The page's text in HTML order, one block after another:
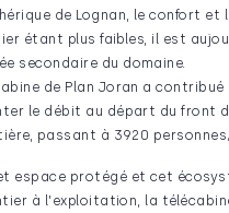
de Lognan, le confort et
étant plus faibles, il est
secondaire du domaine.
de Plan Joran a
le débit au départ du front
passant à 3920
espace protégé et cet
à l'exploitation, la